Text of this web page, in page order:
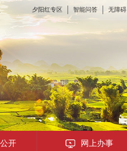
夕阳红专区 智能问答 无障碍
开 网上办事